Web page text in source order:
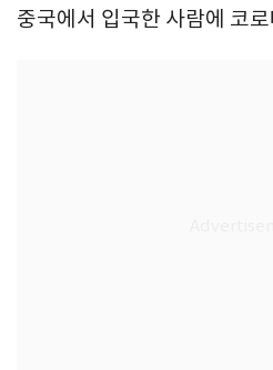
중국에서 입국한 사람에 코